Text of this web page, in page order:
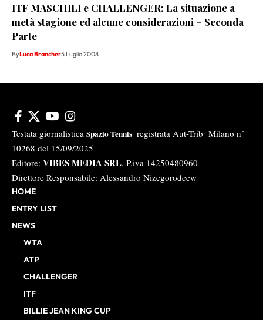
ITF MASCHILI e CHALLENGER: La situazione a
metà stagione ed alcune considerazioni – Seconda
Parte
ByLuca Brancher5 Luglio 2008
Testata giornalistica Spazio Tennis registrata Aut-Trib Milano n°
10268 del 15/09/2025
Editore: VIBES MEDIA SRL, P.iva 14250480960
Direttore Responsabile: Alessandro Nizegorodcew
HOME
ENTRY LIST
NEWS
WTA
ATP
CHALLENGER
ITF
BILLIE JEAN KING CUP